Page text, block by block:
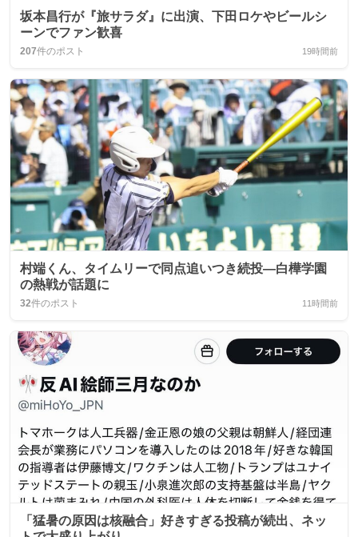
坂本昌行が『旅サラダ』に出演、下田ロケやビールシ
ーンでファン歓喜
207件のポスト 19時間前
村端くん、タイムリーで同点追いつき続投—白樺学園
の熱戦が話題に
32件のポスト 11時間前
「猛暑の原因は核融合」好きすぎる投稿が続出、ネッ